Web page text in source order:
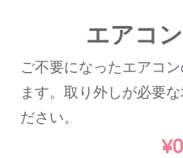
エアコ
ご不要になったエアコ
ます。取り外しが必要
ださい。